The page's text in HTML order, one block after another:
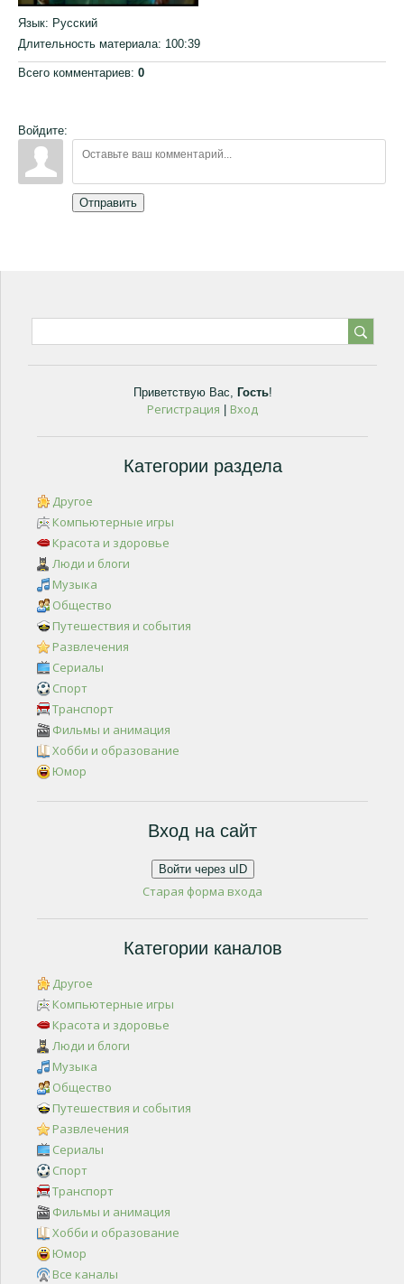
Язык: Русский
Длительность материала: 100:39
Всего комментариев: 0
Войдите:
Отправить
Приветствую Вас, Гость!
Регистрация Вход
Категории раздела
Другое
Компьютерные игры
Красота и здоровье
Люди и блоги
Музыка
Общество
Путешествия и события
Развлечения
Сериалы
Спорт
Транспорт
Фильмы и анимация
Хобби и образование
Юмор
Вход на сайт
Войти через uID
Старая форма входа
Категории каналов
Другое
Компьютерные игры
Красота и здоровье
Люди и блоги
Музыка
Общество
Путешествия и события
Развлечения
Сериалы
Спорт
Транспорт
Фильмы и анимация
Хобби и образование
Юмор
Все каналы